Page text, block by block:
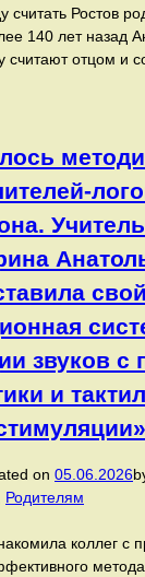
считать Ростов
140 лет назад
считают отцом и
звуков с
и
on 05.06.2026
Родителям
коллег с